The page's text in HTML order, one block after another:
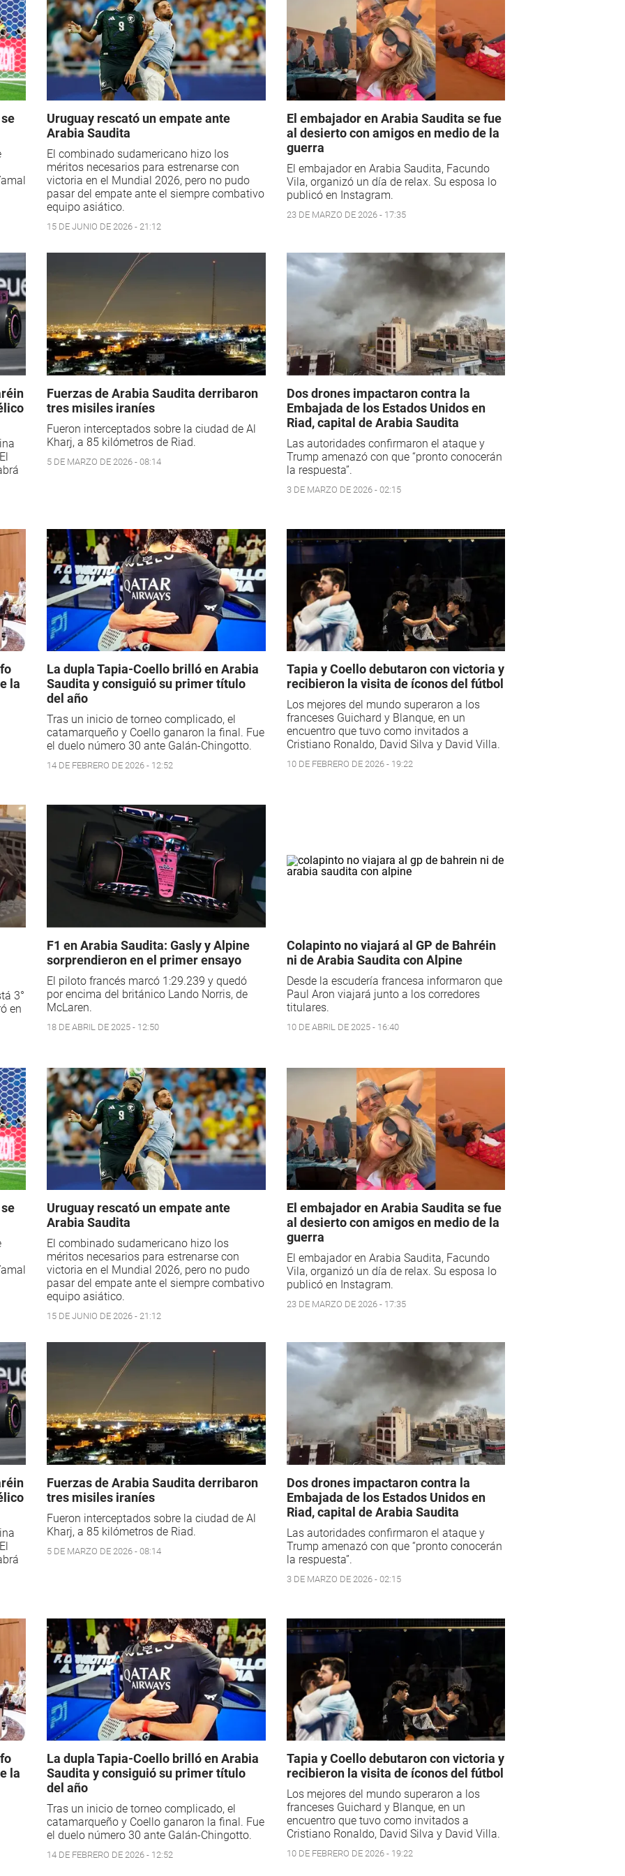
Uruguay rescató un empate ante
Arabia Saudita
El combinado sudamericano hizo los
méritos necesarios para estrenarse con
victoria en el Mundial 2026, pero no pudo
pasar del empate ante el siempre combativo
equipo asiático.
15 DE JUNIO DE 2026 - 21:12
El embajador en Arabia Saudita se fue
al desierto con amigos en medio de la
guerra
El embajador en Arabia Saudita, Facundo
Vila, organizó un día de relax. Su esposa lo
publicó en Instagram.
23 DE MARZO DE 2026 - 17:35
Fuerzas de Arabia Saudita derribaron
tres misiles iraníes
Fueron interceptados sobre la ciudad de Al
Kharj, a 85 kilómetros de Riad.
5 DE MARZO DE 2026 - 08:14
Dos drones impactaron contra la
Embajada de los Estados Unidos en
Riad, capital de Arabia Saudita
Las autoridades confirmaron el ataque y
Trump amenazó con que “pronto conocerán
la respuesta”.
3 DE MARZO DE 2026 - 02:15
la
La dupla Tapia-Coello brilló en Arabia
Saudita y consiguió su primer título
del año
Tras un inicio de torneo complicado, el
catamarqueño y Coello ganaron la final. Fue
el duelo número 30 ante Galán-Chingotto.
14 DE FEBRERO DE 2026 - 12:52
Tapia y Coello debutaron con victoria y
recibieron la visita de íconos del fútbol
Los mejores del mundo superaron a los
franceses Guichard y Blanque, en un
encuentro que tuvo como invitados a
Cristiano Ronaldo, David Silva y David Villa.
10 DE FEBRERO DE 2026 - 19:22
3°
en
F1 en Arabia Saudita: Gasly y Alpine
sorprendieron en el primer ensayo
El piloto francés marcó 1:29.239 y quedó
por encima del británico Lando Norris, de
McLaren.
18 DE ABRIL DE 2025 - 12:50
Colapinto no viajará al GP de Bahréin
ni de Arabia Saudita con Alpine
Desde la escudería francesa informaron que
Paul Aron viajará junto a los corredores
titulares.
10 DE ABRIL DE 2025 - 16:40
Uruguay rescató un empate ante
Arabia Saudita
El combinado sudamericano hizo los
méritos necesarios para estrenarse con
victoria en el Mundial 2026, pero no pudo
pasar del empate ante el siempre combativo
equipo asiático.
15 DE JUNIO DE 2026 - 21:12
El embajador en Arabia Saudita se fue
al desierto con amigos en medio de la
guerra
El embajador en Arabia Saudita, Facundo
Vila, organizó un día de relax. Su esposa lo
publicó en Instagram.
23 DE MARZO DE 2026 - 17:35
Fuerzas de Arabia Saudita derribaron
tres misiles iraníes
Fueron interceptados sobre la ciudad de Al
Kharj, a 85 kilómetros de Riad.
5 DE MARZO DE 2026 - 08:14
Dos drones impactaron contra la
Embajada de los Estados Unidos en
Riad, capital de Arabia Saudita
Las autoridades confirmaron el ataque y
Trump amenazó con que “pronto conocerán
la respuesta”.
3 DE MARZO DE 2026 - 02:15
la
La dupla Tapia-Coello brilló en Arabia
Saudita y consiguió su primer título
del año
Tras un inicio de torneo complicado, el
catamarqueño y Coello ganaron la final. Fue
el duelo número 30 ante Galán-Chingotto.
14 DE FEBRERO DE 2026 - 12:52
Tapia y Coello debutaron con victoria y
recibieron la visita de íconos del fútbol
Los mejores del mundo superaron a los
franceses Guichard y Blanque, en un
encuentro que tuvo como invitados a
Cristiano Ronaldo, David Silva y David Villa.
10 DE FEBRERO DE 2026 - 19:22